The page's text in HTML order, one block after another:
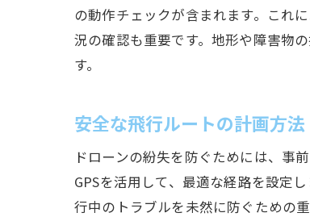
の動作チェックが含まれます。これ
況の確認も重要です。地形や障害物
す。
安全な飛行ルートの計画方法
ドローンの紛失を防ぐためには、事
GPSを活用して、最適な経路を設定
行中のトラブルを未然に防ぐための